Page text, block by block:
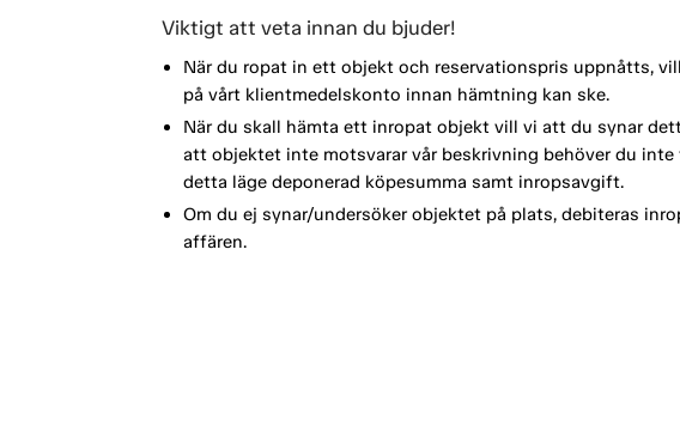
Viktigt att veta innan du bjuder!
När du ropat in ett objekt och reservationspris uppnåtts,
på vårt klientmedelskonto innan hämtning kan ske.
När du skall hämta ett inropat objekt vill vi att du synar
att objektet inte motsvarar vår beskrivning behöver du
detta läge deponerad köpesumma samt inropsavgift.
Om du ej synar/undersöker objektet på plats, debiteras
affären.